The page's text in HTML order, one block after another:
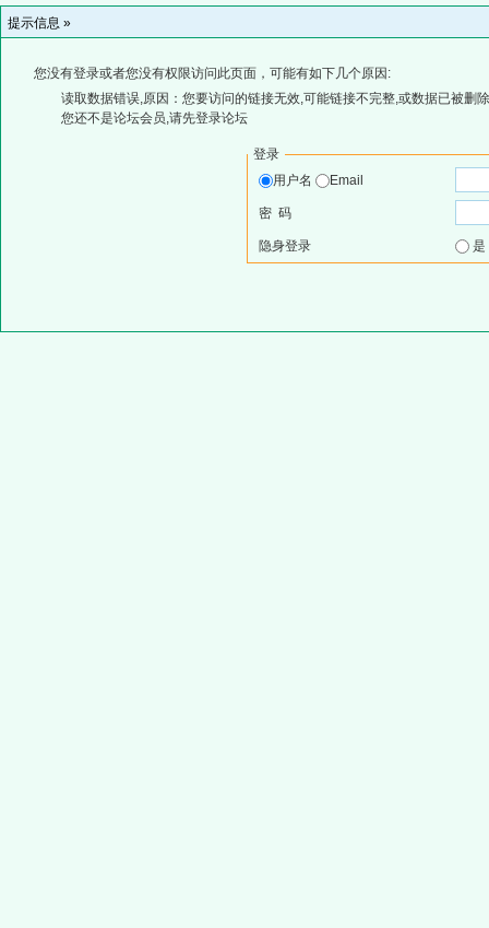
提示信息 »
您没有登录或者您没有权限访问此页面，可能有如下几个原因:
读取数据错误,原因：您要访问的链接无效,可能链接不完整,或数据已被删
您还不是论坛会员,请先登录论坛
登录
用户名
Email
密 码
隐身登录